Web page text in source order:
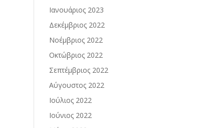
Ιανουάριος 2023
Δεκέμβριος 2022
Νοέμβριος 2022
Οκτώβριος 2022
Σεπτέμβριος 2022
Αύγουστος 2022
Ιούλιος 2022
Ιούνιος 2022